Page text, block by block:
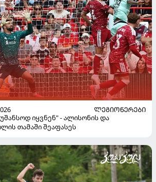
ᲚᲔᲒᲘᲝᲜᲔᲠᲔᲑᲘ
იყვნენ" - ალისონის და
თამაში შეაფასეს